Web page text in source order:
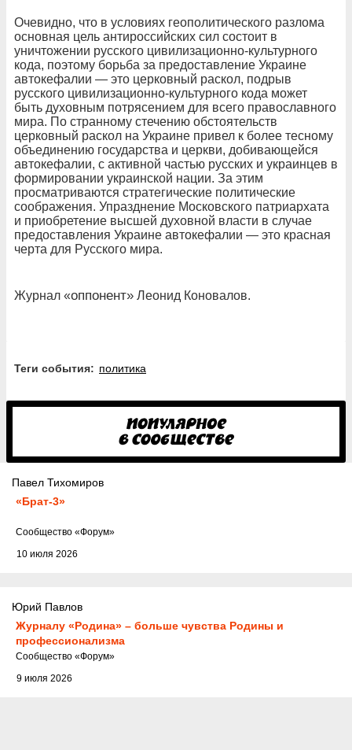
Очевидно, что в условиях геополитического разлома
основная цель антироссийских сил состоит в
уничтожении русского цивилизационно-культурного
кода, поэтому борьба за предоставление Украине
автокефалии — это церковный раскол, подрыв
русского цивилизационно-культурного кода может
быть духовным потрясением для всего православного
мира. По странному стечению обстоятельств
церковный раскол на Украине привел к более тесному
объединению государства и церкви, добивающейся
автокефалии, с активной частью русских и украинцев в
формировании украинской нации. За этим
просматриваются стратегические политические
соображения. Упразднение Московского патриархата
и приобретение высшей духовной власти в случае
предоставления Украине автокефалии — это красная
черта для Русского мира.
Журнал «оппонент» Леонид Коновалов.
Теги события: политика
Павел Тихомиров
«Брат-3»
10 июля 2026
Cообщество «Форум»
Юрий Павлов
Журналу «Родина» – больше чувства Родины и
профессионализма
9 июля 2026
Cообщество «Форум»